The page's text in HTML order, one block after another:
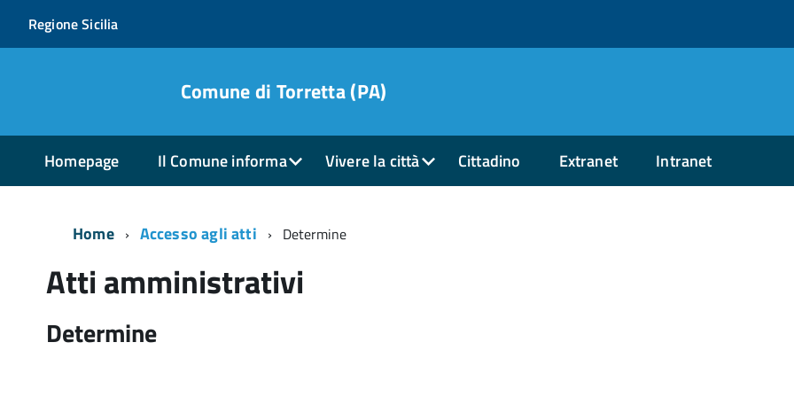
Regione Sicilia
Comune di Torretta (PA)
Homepage Il Comune informa Vivere la città Cittadino Extranet Intranet
Home Accesso agli atti Determine
Atti amministrativi
Determine